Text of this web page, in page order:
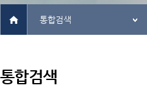
통합검색
통합검색